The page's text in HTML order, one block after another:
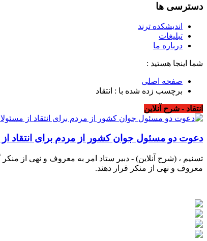
دسترسی ها
اندیشکده ترند
تبلیغات
درباره ما
شما اینجا هستید :
صفحه اصلی
برچسب زده شده با : انتقاد
انتقاد - شرح آنلاین
دعوت دو مسئول جوان کشور از مردم برای انتقاد
تسنیم ، (شرح آنلاین) - دبیر ستاد امر به معروف و نهی از
معروف و نهی از منکر قرار دهند.